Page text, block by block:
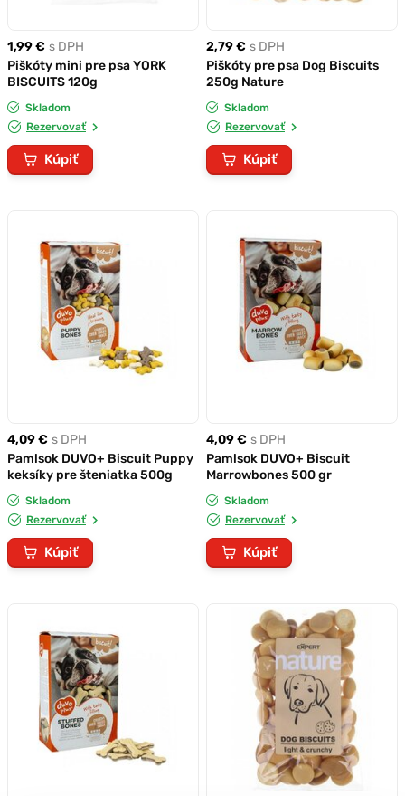
1,99 € s DPH
Piškóty mini pre psa YORK
BISCUITS 120g
Skladom
Rezervovať
Kúpiť
2,79 € s DPH
Piškóty pre psa Dog Biscuits
250g Nature
Skladom
Rezervovať
Kúpiť
4,09 € s DPH
Pamlsok DUVO+ Biscuit Puppy
keksíky pre šteniatka 500g
Skladom
Rezervovať
Kúpiť
4,09 € s DPH
Pamlsok DUVO+ Biscuit
Marrowbones 500 gr
Skladom
Rezervovať
Kúpiť